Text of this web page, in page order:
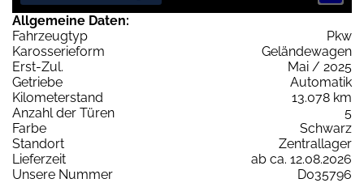
Allgemeine Daten:
Fahrzeugtyp
Pkw
Karosserieform
Geländewagen
Erst-Zul.
Mai / 2025
Getriebe
Automatik
Kilometerstand
13.078 km
Anzahl der Türen
5
Farbe
Schwarz
Standort
Zentrallager
Lieferzeit
ab ca. 12.08.2026
Unsere Nummer
D035796